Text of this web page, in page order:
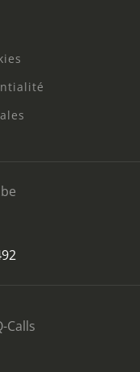
Calls